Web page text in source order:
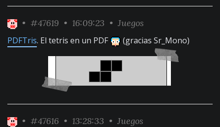
• #47619 • 16:09:23 • Juegos
PDFTris. El tetris en un PDF (gracias Sr_Mono)
• #47616 • 13:28:33 • Juegos